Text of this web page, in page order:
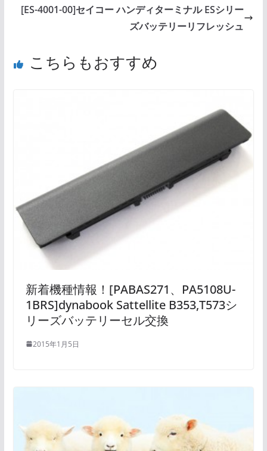
[ES-4001-00]セイコー ハンディターミナル ESシリー
ズバッテリーリフレッシュ
こちらもおすすめ
新着機種情報！[PABAS271、PA5108U-
1BRS]dynabook Sattellite B353,T573シ
リーズバッテリーセル交換
2015年1月5日